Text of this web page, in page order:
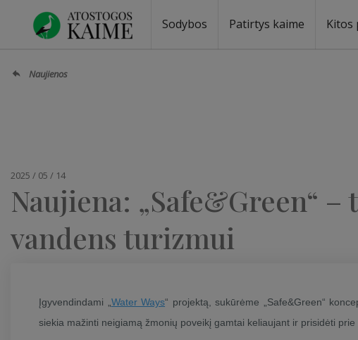
Sodybos Patirtys kaime Kitos
Naujienos
2025 / 05 / 14
Naujiena: „Safe&Green“
vandens turizmui
Įgyvendindami „ Water Ways“ projektą, sukūrėme „Safe&Green“
siekia mažinti neigiamą žmonių poveikį gamtai keliaujant ir prisidėti